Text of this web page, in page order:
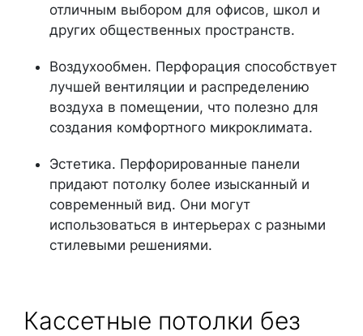
отличным выбором для офисов, школ и
других общественных пространств.
Воздухообмен. Перфорация способствует
лучшей вентиляции и распределению
воздуха в помещении, что полезно для
создания комфортного микроклимата.
Эстетика. Перфорированные панели
придают потолку более изысканный и
современный вид. Они могут
использоваться в интерьерах с разными
стилевыми решениями.
Кассетные потолки без